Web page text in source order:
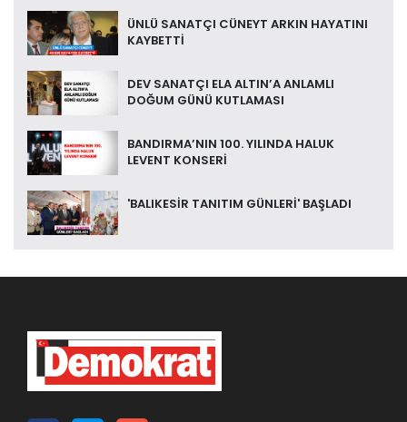
ÜNLÜ SANATÇI CÜNEYT ARKIN HAYATINI
KAYBETTİ
DEV SANATÇI ELA ALTIN’A ANLAMLI
DOĞUM GÜNÜ KUTLAMASI
BANDIRMA’NIN 100. YILINDA HALUK
LEVENT KONSERİ
'BALIKESİR TANITIM GÜNLERİ' BAŞLADI